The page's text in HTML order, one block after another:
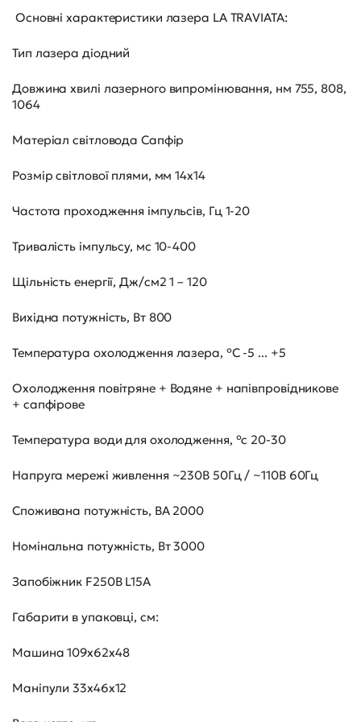
Основні характеристики лазера LA TRAVIATA:
Тип лазера діодний
Довжина хвилі лазерного випромінювання, нм 755, 808,
1064
Матеріал світловода Сапфір
Розмір світлової плями, мм 14x14
Частота проходження імпульсів, Гц 1-20
Тривалість імпульсу, мс 10-400
Щільність енергії, Дж/см2 1 – 120
Вихідна потужність, Вт 800
Температура охолодження лазера, °C -5 ... +5
Охолодження повітряне + Водяне + напівпровідникове
+ сапфірове
Температура води для охолодження, °с 20-30
Напруга мережі живлення ~230В 50Гц / ~110В 60Гц
Споживана потужність, ВА 2000
Номінальна потужність, Вт 3000
Запобіжник F250В L15A
Габарити в упаковці, см:
Машина 109х62х48
Маніпули 33х46х12